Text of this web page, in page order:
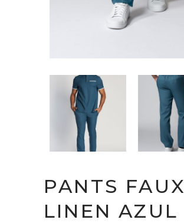
PANTS FAUX
LINEN AZUL